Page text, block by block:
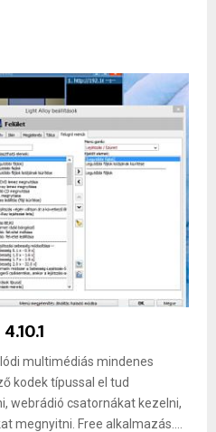
multimédiás mindenes
kodek típussal el tud
webrádió csatornákat kezelni,
megnyitni. Free alkalmazás....